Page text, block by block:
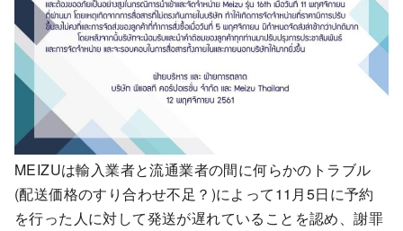
MEIZUは輸入業者と流通業者の間に何らかのトラブル
(配送価格のすり合わせ不足？)によって11月5日に予約
を行った人に対して発送が遅れていることを認め、謝罪